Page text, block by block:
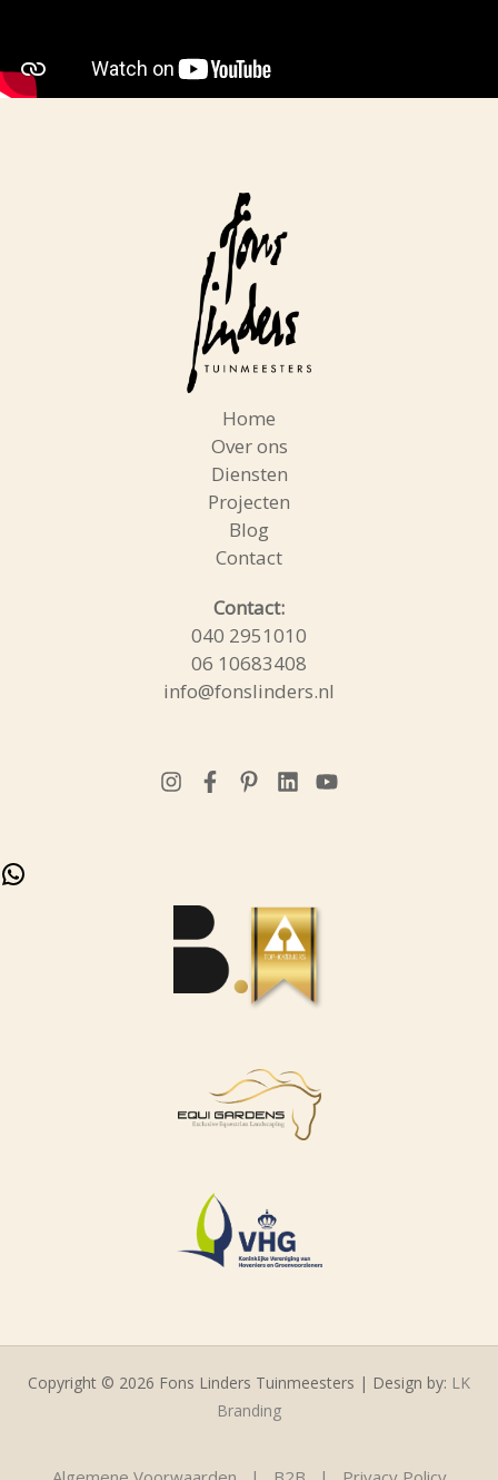
Home
Over ons
Diensten
Projecten
Blog
Contact
Contact:
040 2951010
06 10683408
info@fonslinders.nl
Copyright © 2026 Fons Linders Tuinmeesters | Design by: LK
Branding